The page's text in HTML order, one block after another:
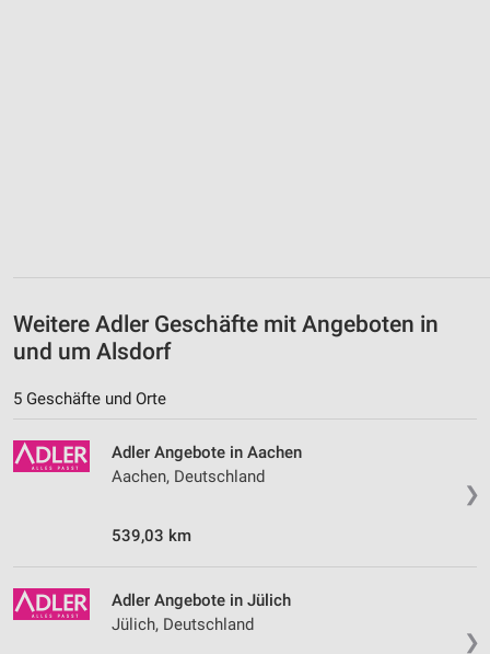
Weitere Adler Geschäfte mit Angeboten in
und um Alsdorf
5 Geschäfte und Orte
❯
Adler Angebote in Aachen
Aachen, Deutschland
539,03 km
❯
Adler Angebote in Jülich
Jülich, Deutschland